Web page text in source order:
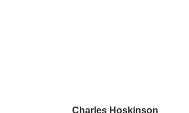
Charles Hoskinson